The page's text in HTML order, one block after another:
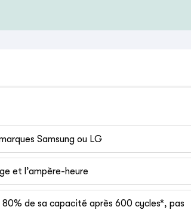
Samsung ou LG
et l’ampère-heure
80% de sa capacité après 600 cycles*, pas